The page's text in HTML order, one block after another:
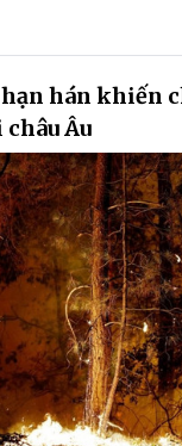
hán khiến
Âu